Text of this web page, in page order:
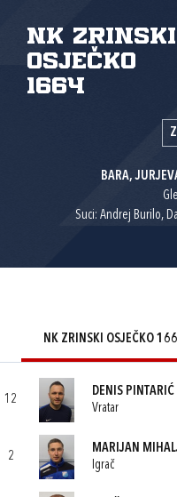
NK Zrinski
Osječko
1664
BARA,
Suci: Andrej Burilo,
NK ZRINSKI OSJEČKO
12
DENIS PINTARIĆ
Vratar
2
MARIJAN
Igrač